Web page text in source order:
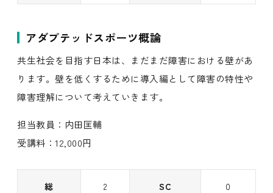
アダプテッドスポーツ概論
共生社会を目指す日本は、まだまだ障害における壁があ
ります。壁を低くするために導入編として障害の特性や
障害理解について考えていきます。
担当教員：内田匡輔
受講料：12,000円
総 2 SC 0